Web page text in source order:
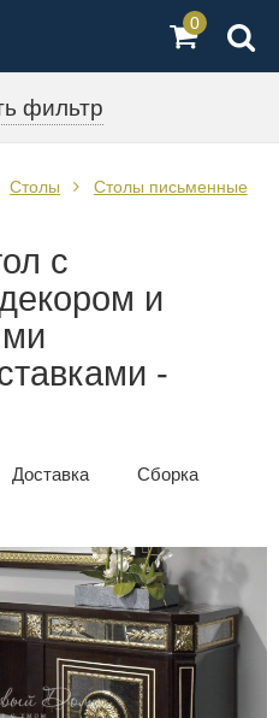
0
фильтр
Столы
Столы письменные
с
и
-
Доставка
Сборка